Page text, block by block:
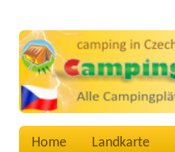
Home Landkarte